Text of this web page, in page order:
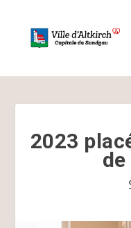
2023